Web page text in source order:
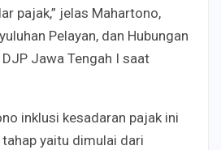
pajak,” jelas Mahartono,
Pelayan, dan Hubungan
Jawa Tengah I saat
inklusi kesadaran pajak ini
yaitu dimulai dari